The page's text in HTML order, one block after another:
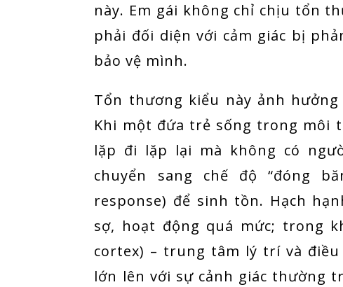
này. Em gái không chỉ chịu tổn
phải đối diện với cảm giác bị
bảo vệ mình.
Tổn thương kiểu này ảnh hưởng
Khi một đứa trẻ sống trong môi
lặp đi lặp lại mà không có
chuyển sang chế độ “đóng
response) để sinh tồn. Hạch
sợ, hoạt động quá mức; trong
cortex) – trung tâm lý trí và
lớn lên với sự cảnh giác thường